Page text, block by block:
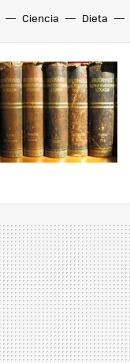
Ciencia Dieta